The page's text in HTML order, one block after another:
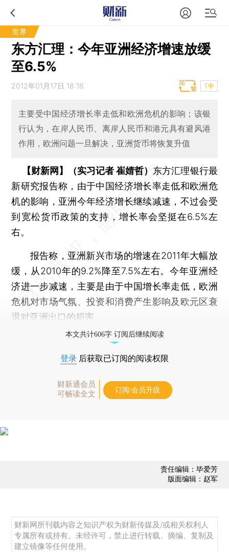
世界
东方汇理：今年亚洲经济增速放缓
至6.5%
2012年01月17日 18:16 T中
主要受中国经济增长率走低和欧洲危机的影响；该银
行认为，在岸人民币、离岸人民币和港元具有避风港
作用，欧洲问题一旦解决，亚洲货币将恢复升值
【财新网】（实习记者 崔婧哲） 东方汇理银行最
新研究报告称，由于中国经济增长率走低和欧洲危
机的影响，亚洲今年经济增长继续减速，不过会受
到宽松货币政策的支持，增长率会坚挺在6.5%左
右。
报告称，亚洲新兴市场的增速在2011年大幅放
缓，从2010年的9.2%降至7.5%左右。今年亚洲经
济进一步减速，主要是由于中国增长率走低，欧洲
危机对市场气氛、投资和消费产生影响及欧元区衰
退对亚洲出口的损害。
本文共计606字 订阅后继续阅读
登录 后获取已订阅的阅读权限
财新通会员
可畅读全文
订阅/会员升级
责任编辑：毕爱芳
版面编辑：赵军
财新网所刊载内容之知识产权为财新传媒及/或相关权利人
专属所有或持有。未经许可，禁止进行转载、摘编、复制及
建立镜像等任何使用。